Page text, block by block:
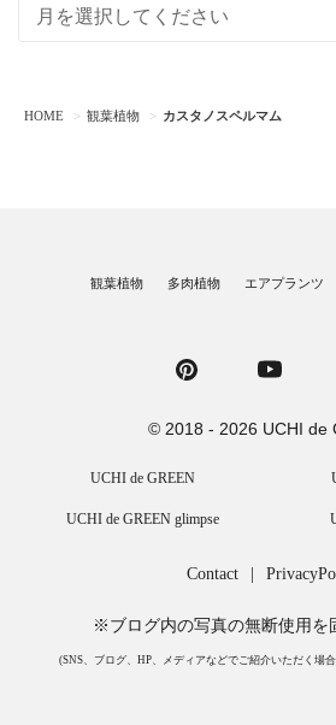
月別アーカイブ
HOME 観葉植物 カスタノスペルマム
観葉植物 多肉植物 エアプランツ
© 2018 - 2026 UCHI de
UCHI de GREEN
UCHI de GREEN glimpse
Contact
※ブログ内の写真の無断使用を
(SNS、ブログ、HP、メディアなどでご紹介いただく場